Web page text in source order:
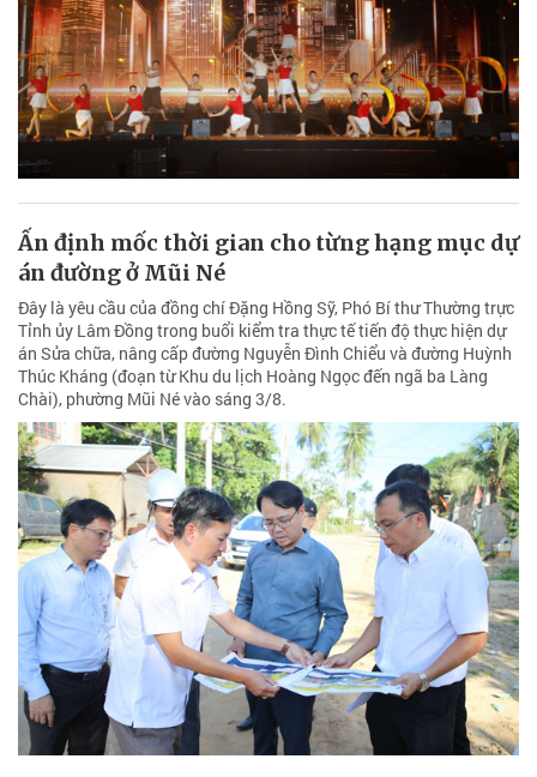
Ấn định mốc thời gian cho từng hạng mục dự
án đường ở Mũi Né
Đây là yêu cầu của đồng chí Đặng Hồng Sỹ, Phó Bí thư Thường trực
Tỉnh ủy Lâm Đồng trong buổi kiểm tra thực tế tiến độ thực hiện dự
án Sửa chữa, nâng cấp đường Nguyễn Đình Chiểu và đường Huỳnh
Thúc Kháng (đoạn từ Khu du lịch Hoàng Ngọc đến ngã ba Làng
Chài), phường Mũi Né vào sáng 3/8.